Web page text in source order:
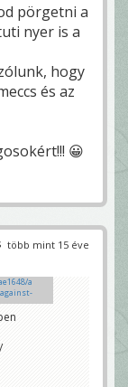
pörgetni a
nyer is a
hogy
és az
😀
több mint 15 éve
a
már